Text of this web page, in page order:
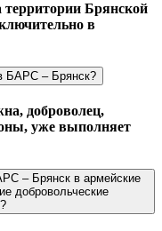
Брянской
в
БАРС – Брянск?
доброволец,
уже выполняет
– Брянск в армейские
добровольческие